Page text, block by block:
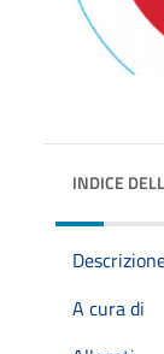
INDICE
A cura di